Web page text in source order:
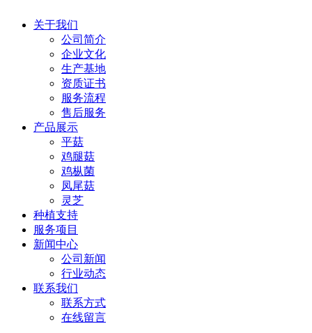
关于我们
公司简介
企业文化
生产基地
资质证书
服务流程
售后服务
产品展示
平菇
鸡腿菇
鸡枞菌
凤尾菇
灵芝
种植支持
服务项目
新闻中心
公司新闻
行业动态
联系我们
联系方式
在线留言